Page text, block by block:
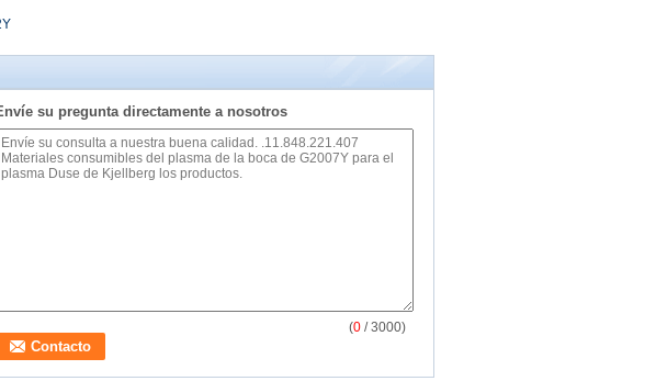
su pregunta directamente a nosotros
(0 / 3000)